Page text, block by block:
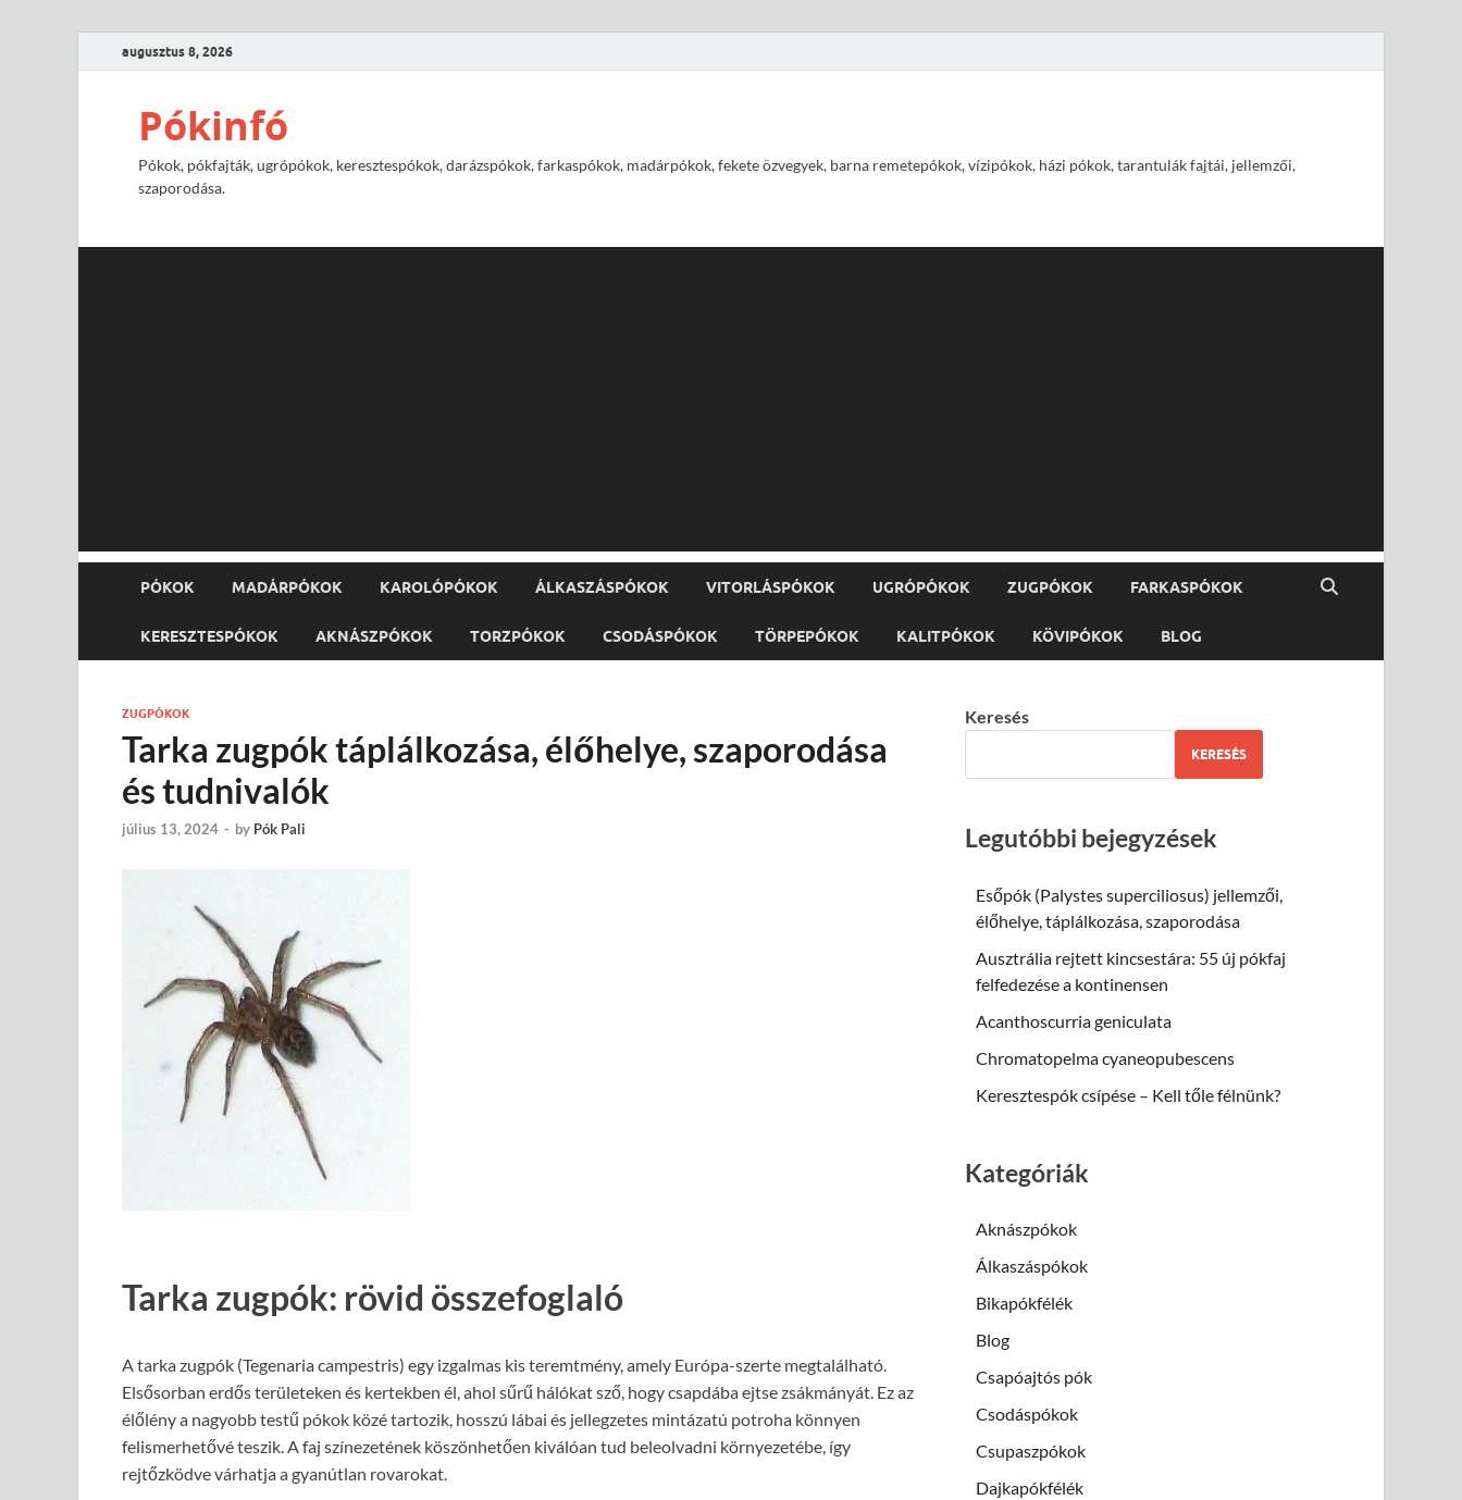
augusztus 8, 2026
Pókinfó
Pókok, pókfajták, ugrópókok, keresztespókok, darázspókok, farkaspókok, madárpókok, fekete özvegyek, barna remetepókok, vízipókok, házi pókok, tarantulák fajtái, jellemzői,
szaporodása.
PÓKOK MADÁRPÓKOK KAROLÓPÓKOK ÁLKASZÁSPÓKOK VITORLÁSPÓKOK UGRÓPÓKOK ZUGPÓKOK FARKASPÓKOK
KERESZTESPÓKOK AKNÁSZPÓKOK TORZPÓKOK CSODÁSPÓKOK TÖRPEPÓKOK KALITPÓKOK KÖVIPÓKOK BLOG
ZUGPÓKOK
Tarka zugpók táplálkozása, élőhelye, szaporodása
és tudnivalók
július 13, 2024 - by Pók Pali
Tarka zugpók: rövid összefoglaló
A tarka zugpók (Tegenaria campestris) egy izgalmas kis teremtmény, amely Európa-szerte megtalálható.
Elsősorban erdős területeken és kertekben él, ahol sűrű hálókat sző, hogy csapdába ejtse zsákmányát. Ez az
élőlény a nagyobb testű pókok közé tartozik, hosszú lábai és jellegzetes mintázatú potroha könnyen
felismerhetővé teszik. A faj színezetének köszönhetően kiválóan tud beleolvadni környezetébe, így
rejtőzködve várhatja a gyanútlan rovarokat.
Keresés
KERESÉS
Legutóbbi bejegyzések
Esőpók (Palystes superciliosus) jellemzői,
élőhelye, táplálkozása, szaporodása
Ausztrália rejtett kincsestára: 55 új pókfaj
felfedezése a kontinensen
Acanthoscurria geniculata
Chromatopelma cyaneopubescens
Keresztespók csípése – Kell tőle félnünk?
Kategóriák
Aknászpókok
Álkaszáspókok
Bikapókfélék
Blog
Csapóajtós pók
Csodáspókok
Csupaszpókok
Dajkapókfélék